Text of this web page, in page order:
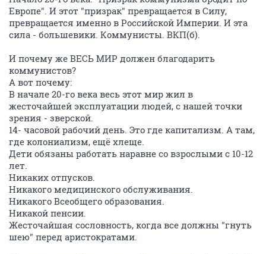
Европе". И этот "призрак" превращается в Силу,
превращается именно в Российской Империи. И эта
сила - большевики. Коммунисты. ВКП(б).
И почему же ВЕСЬ МИР должен благодарить
коммунистов?
А вот почему:
В начале 20-го века весь этот мир жил в
жесточайшей эксплуатации людей, с нашей точки
зрения - зверской.
14- часовой рабочий день. Это где капитализм. А там,
где колониализм, ещё хлеще.
Дети обязаны работать наравне со взрослыми с 10-12
лет.
Никаких отпусков.
Никакого медицинского обслуживания.
Никакого Всеобщего образования.
Никакой пенсии.
Жесточайшая сословность, когда все должны "гнуть
шею" перед аристократами.